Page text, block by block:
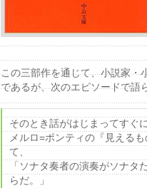
この三部作を通じて、小説家・
であるが、次のエピソードで語
そのとき話がはじまってすぐ
メルロ=ポンティの『見える
て、
「ソナタ奏者の演奏がソナ
らだ。」